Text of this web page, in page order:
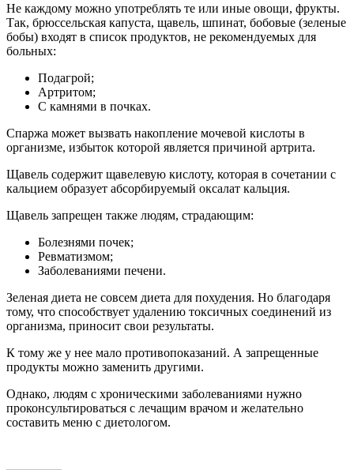
Не каждому можно употреблять те или иные овощи, фрукты.
Так, брюссельская капуста, щавель, шпинат, бобовые (зеленые
бобы) входят в список продуктов, не рекомендуемых для
больных:
Подагрой;
Артритом;
С камнями в почках.
Спаржа может вызвать накопление мочевой кислоты в
организме, избыток которой является причиной артрита.
Щавель содержит щавелевую кислоту, которая в сочетании с
кальцием образует абсорбируемый оксалат кальция.
Щавель запрещен также людям, страдающим:
Болезнями почек;
Ревматизмом;
Заболеваниями печени.
Зеленая диета не совсем диета для похудения. Но благодаря
тому, что способствует удалению токсичных соединений из
организма, приносит свои результаты.
К тому же у нее мало противопоказаний. А запрещенные
продукты можно заменить другими.
Однако, людям с хроническими заболеваниями нужно
проконсультироваться с лечащим врачом и желательно
составить меню с диетологом.